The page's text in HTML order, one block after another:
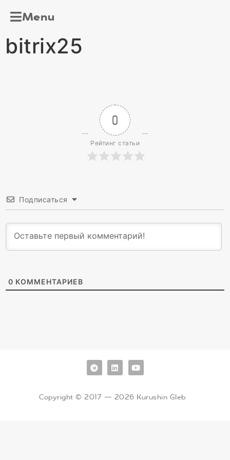
Menu
bitrix25
0
Рейтинг статьи
Подписаться
0 КОММЕНТАРИЕВ
Copyright © 2017 — 2026 Kurushin Gleb